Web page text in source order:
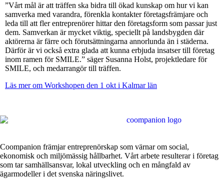
”Vårt mål är att träffen ska bidra till ökad kunskap om hur vi kan
samverka med varandra, förenkla kontakter företagsfrämjare och
leda till att fler entreprenörer hittar den företagsform som passar just
dem. Samverkan är mycket viktig, speciellt på landsbygden där
aktörerna är färre och förutsättningarna annorlunda än i städerna.
Därför är vi också extra glada att kunna erbjuda insatser till företag
inom ramen för SMILE.” säger Susanna Holst, projektledare för
SMILE, och medarrangör till träffen.
Läs mer om Workshopen den 1 okt i Kalmar län
Coompanion främjar entreprenörskap som värnar om social,
ekonomisk och miljömässig hållbarhet. Vårt arbete resulterar i företag
som tar samhällsansvar, lokal utveckling och en mångfald av
ägarmodeller i det svenska näringslivet.